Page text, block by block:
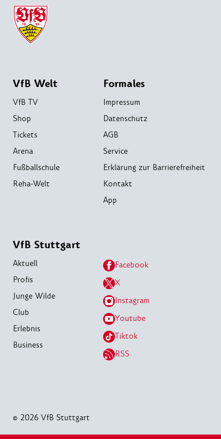
VfB Welt
VfB TV
Shop
Tickets
Arena
Fußballschule
Reha-Welt
Formales
Impressum
Datenschutz
AGB
Service
Erklärung zur Barrierefreiheit
Kontakt
App
VfB Stuttgart
Aktuell
Profis
Junge Wilde
Club
Erlebnis
Business
Facebook
X
Instagram
Youtube
Tiktok
RSS
© 2026 VfB Stuttgart